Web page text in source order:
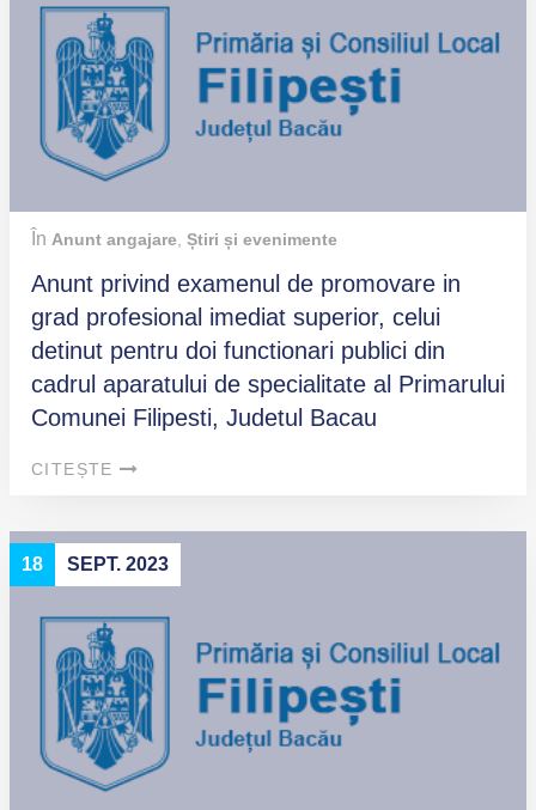
În Anunt angajare Știri și evenimente
Anunt privind examenul de promovare in
grad profesional imediat superior, celui
detinut pentru doi functionari publici din
cadrul aparatului de specialitate al Primarului
Comunei Filipesti, Judetul Bacau
CITEȘTE
18 SEPT. 2023